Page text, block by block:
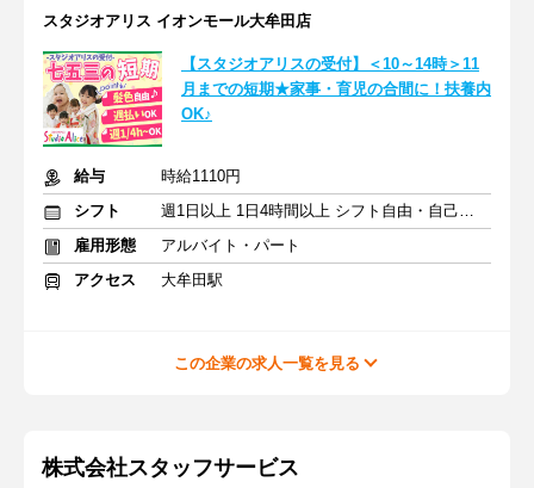
スタジオアリス イオンモール大牟田店
【スタジオアリスの受付】＜10～14時＞11
月までの短期★家事・育児の合間に！扶養内
OK♪
給与
時給1110円
シフト
週1日以上 1日4時間以上 シフト自由・自己申告
雇用形態
アルバイト・パート
アクセス
大牟田駅
この企業の求人一覧を見る
株式会社スタッフサービス